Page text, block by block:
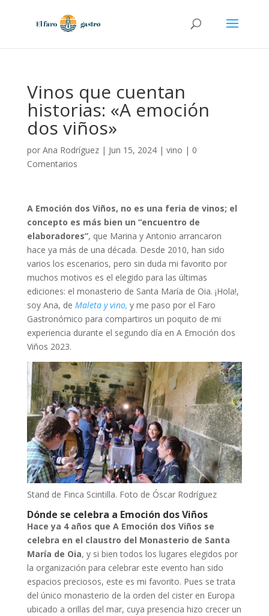
Vinos que cuentan
historias: «A emoción
dos viños»
por Ana Rodríguez| Jun 15, 2024| vino | 0
Comentarios
A Emoción dos Viños, no es una feria de vinos; el
concepto es más bien un “encuentro de
elaboradores”, que Marina y Antonio arrancaron
hace ya más de una década. Desde 2010, han sido
varios los escenarios, pero sin duda mi favorito por
muchos motivos es el elegido para las últimas
ediciones: el monasterio de Santa María de Oia. ¡Hola!,
soy Ana, de Maleta y vino, y me paso por el Faro
Gastronómico para compartiros un poquito de mi
experiencia durante el segundo día en A Emoción dos
Viños 2023.
Stand de Finca Scintilla. Foto de Óscar Rodríguez
Dónde se celebra a Emoción dos Viños
Hace ya 4 años que A Emoción dos Viños se
celebra en el claustro del Monasterio de Santa
María de Oia, y si bien todos los lugares elegidos por
la organización para celebrar este evento han sido
espacios preciosos, este es mi favorito. Pues se trata
del único monasterio de la orden del cister en Europa
ubicado a orillas del mar, cuya presencia hizo crecer un